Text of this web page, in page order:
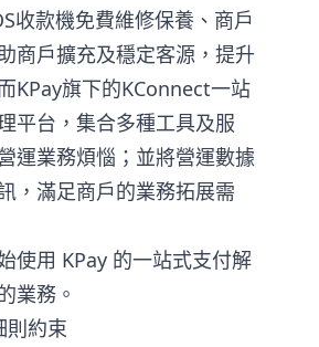
收款機免費維修保養、商戶
商戶擴充及穩定客源，提升
KPay旗下的KConnect一站
平台，集合多種工具及服
運業務煩惱；並將營運數據
，滿足商戶的業務拓展需
使用 KPay 的一站式支付解
業務。
則約束